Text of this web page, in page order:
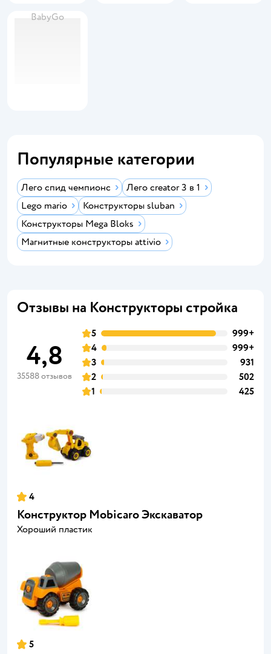
BabyGo
Популярные категории
Лего спид чемпионс
Лего creator 3 в 1
Lego mario
Конструкторы sluban
Конструкторы Mega Bloks
Магнитные конструкторы attivio
Отзывы на Конструкторы стройка
4,8
35588 отзывов
5
999+
4
999+
3
931
2
502
1
425
4
Конструктор Mobicaro Экскаватор
Хороший пластик
5